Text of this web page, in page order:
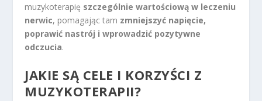
muzykoterapię szczególnie wartościową w leczeniu
nerwic, pomagając tam zmniejszyć napięcie,
poprawić nastrój i wprowadzić pozytywne
odczucia.
JAKIE SĄ CELE I KORZYŚCI Z
MUZYKOTERAPII?